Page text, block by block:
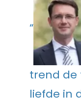
“
trend de
liefde in